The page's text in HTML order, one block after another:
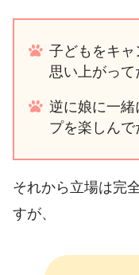
子どもをキ
思い上がって
逆に娘に一
プを楽しんで
それから立場は完
すが、